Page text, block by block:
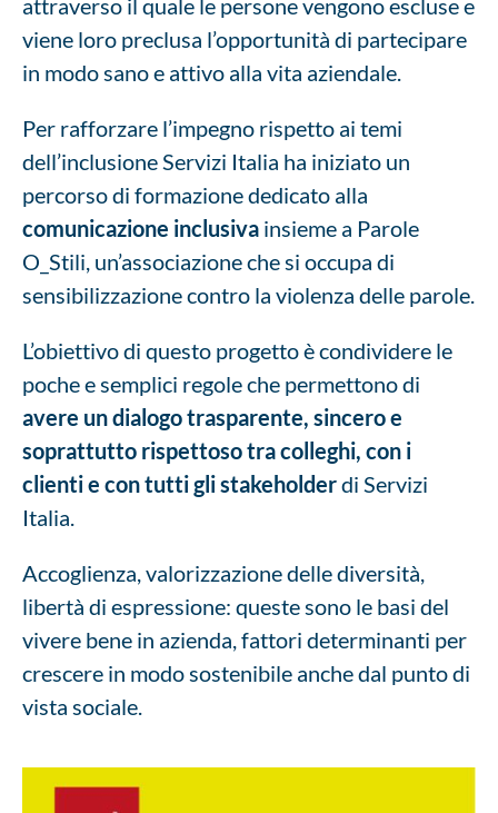
attraverso il quale le persone vengono escluse e
viene loro preclusa l’opportunità di partecipare
in modo sano e attivo alla vita aziendale.
Per rafforzare l’impegno rispetto ai temi
dell’inclusione Servizi Italia ha iniziato un
percorso di formazione dedicato alla
comunicazione inclusiva insieme a Parole
O_Stili, un’associazione che si occupa di
sensibilizzazione contro la violenza delle parole.
L’obiettivo di questo progetto è condividere le
poche e semplici regole che permettono di
avere un dialogo trasparente, sincero e
soprattutto rispettoso tra colleghi, con i
clienti e con tutti gli stakeholderdi Servizi
Italia.
Accoglienza, valorizzazione delle diversità,
libertà di espressione: queste sono le basi del
vivere bene in azienda, fattori determinanti per
crescere in modo sostenibile anche dal punto di
vista sociale.